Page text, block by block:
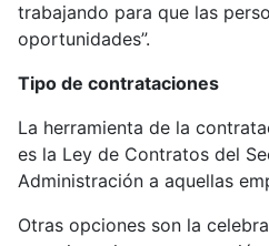
trabajando para que las
oportunidades”.
Tipo de contrataciones
La herramienta de la
es la Ley de Contratos del
Administración a aquellas
Otras opciones son la